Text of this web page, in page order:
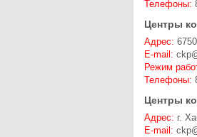
Телефоны:
Центры
Адрес:
E-mail:
Режим
Телефоны:
Центры
Адрес: г.
E-mail: